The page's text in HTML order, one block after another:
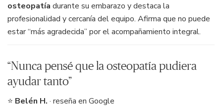
osteopatía durante su embarazo y destaca la
profesionalidad y cercanía del equipo. Afirma que no puede
estar “más agradecida” por el acompañamiento integral.
“Nunca pensé que la osteopatía pudiera
ayudar tanto”
⭐ Belén H. · reseña en Google